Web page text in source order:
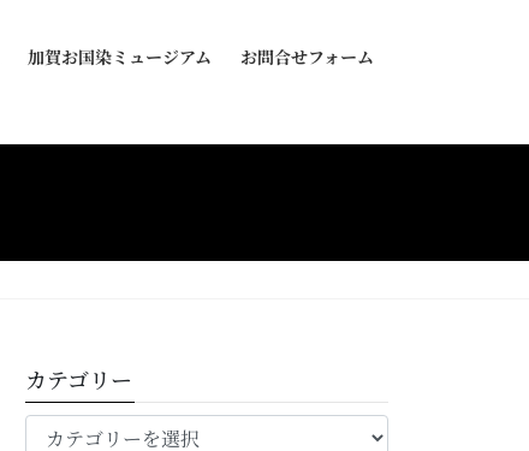
加賀お国染ミュージアム お問合せフォーム
カテゴリー
カ